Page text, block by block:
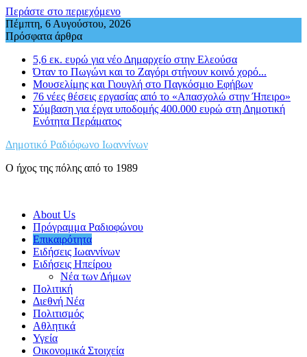
Περάστε στο περιεχόμενο
Πέμπτη, 6 Αυγούστου, 2026
Πρόσφατα άρθρα
5,6 εκ. ευρώ για νέο Δημαρχείο στην Ελεούσα
Όταν το Πωγώνι και το Ζαγόρι στήνουν κοινό χορό...
Μουσελίμης και Γιουγλή στο Παγκόσμιο Εφήβων
76 νέες θέσεις εργασίας από το «Απασχολώ στην Ήπειρο»
Σύμβαση για έργα υποδομής 400.000 ευρώ στη Δημοτική
Ενότητα Περάματος
Δημοτικό Ραδιόφωνο Ιωαννίνων
Ο ήχος της πόλης από το 1989
About Us
Πρόγραμμα Ραδιοφώνου
Επικαιρότητα
Ειδήσεις Ιωαννίνων
Ειδήσεις Ηπείρου
Νέα των Δήμων
Πολιτική
Διεθνή Νέα
Πολιτισμός
Αθλητικά
Υγεία
Οικονομικά Στοιχεία